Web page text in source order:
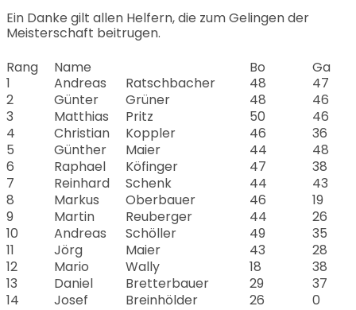
Ein Danke gilt allen Helfern, die zum Gelingen der
Meisterschaft beitrugen.
Rang
Name Bo
Ga
1
Andreas Ratschbacher 48
47
2
Günter Grüner 48
46
3
Matthias Pritz 50
46
4
Christian Koppler 46
36
5
Günther Maier 44
48
6
Raphael Köfinger 47
38
7
Reinhard Schenk 44
43
8
Markus Oberbauer 46
19
9
Martin Reuberger 44
26
10
Andreas Schöller 49
35
11
Jörg Maier 43
28
12
Mario Wally 18
38
13
Daniel Bretterbauer 29
37
14
Josef Breinhölder 26 0